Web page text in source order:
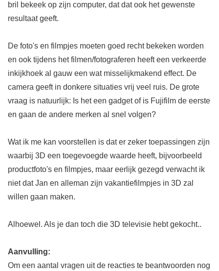
bril bekeek op zijn computer, dat dat ook het gewenste
resultaat geeft.
De foto's en filmpjes moeten goed recht bekeken worden
en ook tijdens het filmen/fotograferen heeft een verkeerde
inkijkhoek al gauw een wat misselijkmakend effect. De
camera geeft in donkere situaties vrij veel ruis. De grote
vraag is natuurlijk: Is het een gadget of is Fujifilm de eerste
en gaan de andere merken al snel volgen?
Wat ik me kan voorstellen is dat er zeker toepassingen zijn
waarbij 3D een toegevoegde waarde heeft, bijvoorbeeld
productfoto's en filmpjes, maar eerlijk gezegd verwacht ik
niet dat Jan en alleman zijn vakantiefilmpjes in 3D zal
willen gaan maken.
Alhoewel. Als je dan toch die 3D televisie hebt gekocht..
Aanvulling:
Om een aantal vragen uit de reacties te beantwoorden nog